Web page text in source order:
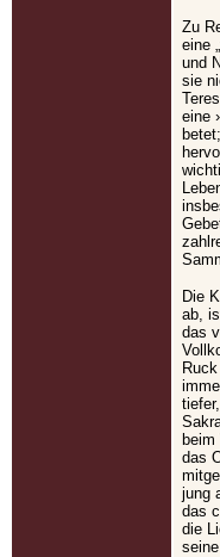
Zu
eine
und
sie
eine
Die
ab,
das
das
jung
das
die